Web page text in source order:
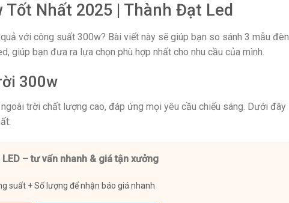
Nhất 2025 | Thành Đạt Led
với công suất 300w? Bài viết này sẽ giúp bạn so sánh 3 mẫu đèn
giúp bạn đưa ra lựa chọn phù hợp nhất cho nhu cầu của mình.
300w
trời chất lượng cao, đáp ứng mọi yêu cầu chiếu sáng. Dưới đây
– tư vấn nhanh & giá tận xưởng
suất + Số lượng để nhận báo giá nhanh